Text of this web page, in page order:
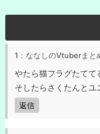
1：ななしのVtuberまと
やたら猫フラグたてて
そしたらさくたんとユ
返信